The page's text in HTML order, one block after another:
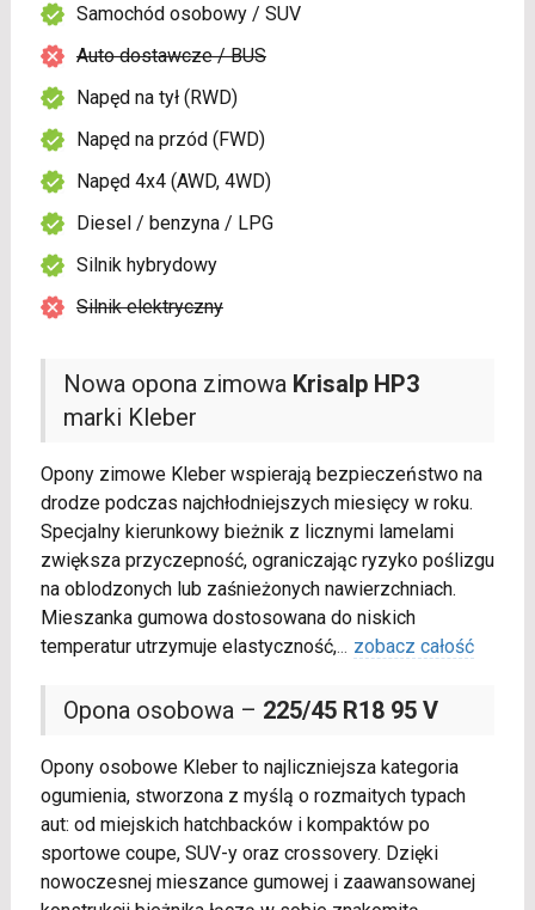
Nowa opona zimowa Krisalp HP3
marki Kleber
Opony zimowe Kleber wspierają bezpieczeństwo na
drodze podczas najchłodniejszych miesięcy w roku.
Specjalny kierunkowy bieżnik z licznymi lamelami
zwiększa przyczepność, ograniczając ryzyko poślizgu
na oblodzonych lub zaśnieżonych nawierzchniach.
Mieszanka gumowa dostosowana do niskich
temperatur utrzymuje elastyczność,... zobacz całość
Opona osobowa – 225/45 R18 95 V
Opony osobowe Kleber to najliczniejsza kategoria
ogumienia, stworzona z myślą o rozmaitych typach
aut: od miejskich hatchbacków i kompaktów po
sportowe coupe, SUV-y oraz crossovery. Dzięki
nowoczesnej mieszance gumowej i zaawansowanej
Samochód osobowy / SUV
Auto dostawcze / BUS
Napęd na tył (RWD)
Napęd na przód (FWD)
Napęd 4x4 (AWD, 4WD)
Diesel / benzyna / LPG
Silnik hybrydowy
Silnik elektryczny